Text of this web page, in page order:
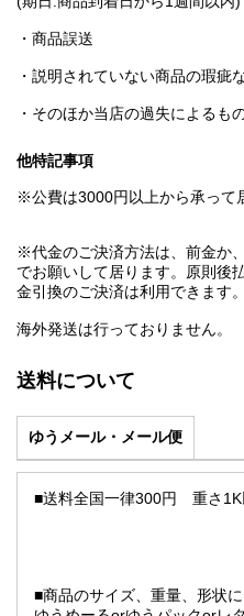
・商品誤送
・説明されていない商品の瑕疵
・そのほか当店の過失によるも
他特記事項
※公費は3000円以上から承って
※代金のご決済方法は、前金か
でお願いして居ります。原則後
金引換のご決済は利用できます。
海外発送は行っておりません。
送料について
ゆうメール・メール便
■送料全国一律300円 重さ1K
厚 3
縦
横
■商品のサイズ、重量、形状